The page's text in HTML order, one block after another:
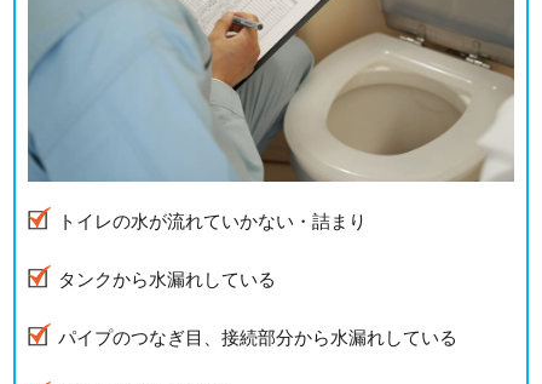
トイレの水が流れていかない・詰まり
タンクから水漏れしている
パイプのつなぎ目、接続部分から水漏れしている